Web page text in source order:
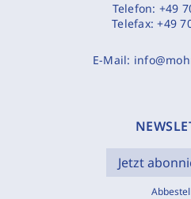
Telefon: +49
Telefax:+49
E-Mail:
Jetzt